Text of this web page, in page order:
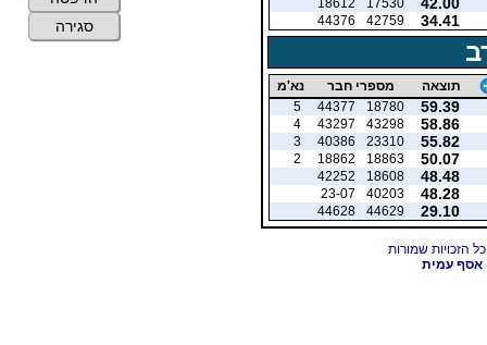
34.41
42759
44376
תוצאה מספרי חבר נא'מ
59.39
18780
44377
5
58.86
43298
43297
4
55.82
23310
40386
3
50.07
18863
18862
2
48.48
18608
42252
48.28
40203
23-07
29.10
44629
44628
אסף עמית
סגירה